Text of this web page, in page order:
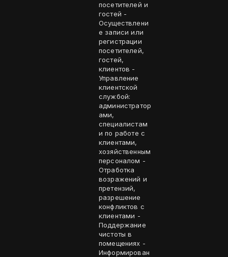
посетителей и
гостей -
Осуществлени
е записи или
регистрации
посетителей,
гостей,
клиентов -
Управление
клиентской
службой:
администратор
ами,
специалистам
и по работе с
клиентами,
хозяйственным
персоналом -
Отработка
возражений и
претензий,
разрешение
конфликтов с
клиентами -
Поддержание
чистоты в
помещениях -
Информирован